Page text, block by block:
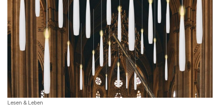
Lesen & Leben